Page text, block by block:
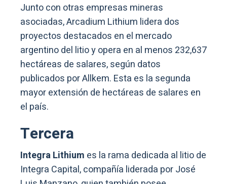
Junto con otras empresas mineras
asociadas, Arcadium Lithium lidera dos
proyectos destacados en el mercado
argentino del litio y opera en al menos 232,637
hectáreas de salares, según datos
publicados por Allkem. Esta es la segunda
mayor extensión de hectáreas de salares en
el país.
Tercera
Integra Lithium es la rama dedicada al litio de
Integra Capital, compañía liderada por José